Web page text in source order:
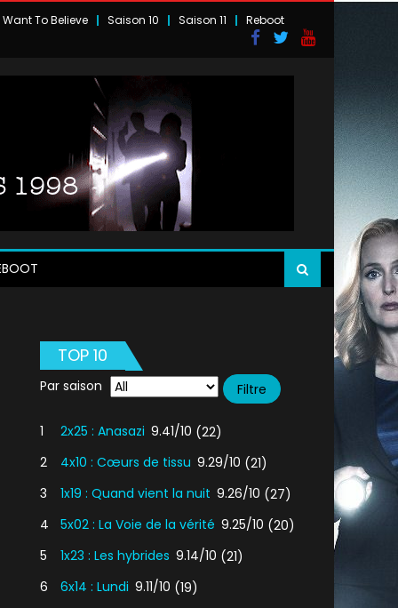
Want To Believe Saison 10 Saison 11 Reboot
TOP 10
Par saison
1 2x25 : Anasazi 9.41/10 (22)
2
4x10 : Cœurs de tissu 9.29/10 (21)
3
1x19 : Quand vient la nuit 9.26/10 (27)
4
5x02 : La Voie de la vérité 9.25/10 (20)
5
1x23 : Les hybrides 9.14/10 (21)
6
6x14 : Lundi 9.11/10 (19)